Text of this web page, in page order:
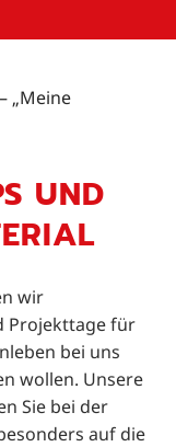
„Meine
UND
wir
Projekttage für
bei uns
wollen. Unsere
Sie bei der
auf die